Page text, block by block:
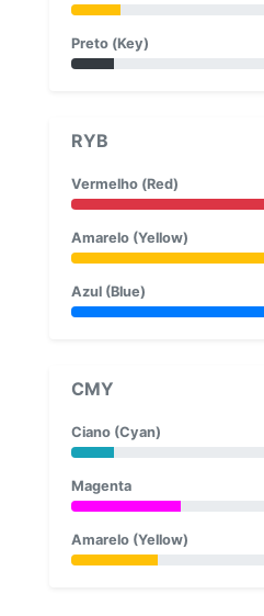
Preto (Key)
RYB
Vermelho (Red)
Amarelo (Yellow)
Azul (Blue)
CMY
Ciano (Cyan)
Magenta
Amarelo (Yellow)